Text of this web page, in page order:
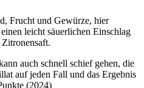
Frucht und Gewürze, hier
leicht säuerlichen Einschlag
auch schnell schief gehen, die
auf jeden Fall und das Ergebnis
(2024)